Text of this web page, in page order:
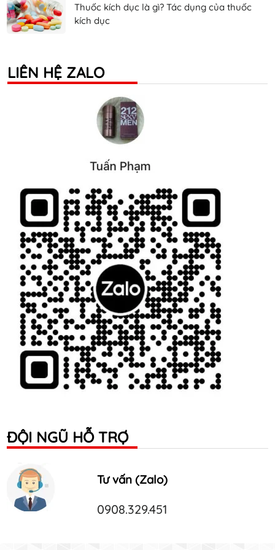
Thuốc kích dục là gì? Tác dụng của thuốc
kích dục
LIÊN HỆ ZALO
ĐỘI NGŨ HỖ TRỢ
Tư vấn (Zalo)
0908.329.451